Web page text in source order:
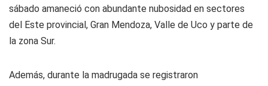
sábado amaneció con abundante nubosidad en sectores
del Este provincial, Gran Mendoza, Valle de Uco y parte de
la zona Sur.
Además, durante la madrugada se registraron